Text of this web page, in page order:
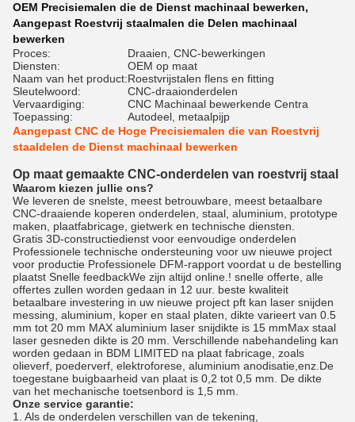
OEM Precisiemalen die de Dienst machinaal bewerken,
Aangepast Roestvrij staalmalen die Delen machinaal
bewerken
Proces:
Draaien, CNC-bewerkingen
Diensten:
OEM op maat
Naam van het product:Roestvrijstalen flens en fitting
Sleutelwoord:
CNC-draaionderdelen
Vervaardiging:
CNC Machinaal bewerkende Centra
Toepassing:
Autodeel, metaalpijp
Aangepast CNC de Hoge Precisiemalen die van Roestvrij
staaldelen de Dienst machinaal bewerken
Op maat gemaakte CNC-onderdelen van roestvrij staal
Waarom kiezen jullie ons?
We leveren de snelste, meest betrouwbare, meest betaalbare
CNC-draaiende koperen onderdelen, staal, aluminium, prototype
maken, plaatfabricage, gietwerk en technische diensten.
Gratis 3D-constructiedienst voor eenvoudige onderdelen
Professionele technische ondersteuning voor uw nieuwe project
voor productie Professionele DFM-rapport voordat u de bestelling
plaatst Snelle feedbackWe zijn altijd online.! snelle offerte, alle
offertes zullen worden gedaan in 12 uur. beste kwaliteit
betaalbare investering in uw nieuwe project pft kan laser snijden
messing, aluminium, koper en staal platen, dikte varieert van 0.5
mm tot 20 mm MAX aluminium laser snijdikte is 15 mmMax staal
laser gesneden dikte is 20 mm. Verschillende nabehandeling kan
worden gedaan in BDM LIMITED na plaat fabricage, zoals
olieverf, poederverf, elektroforese, aluminium anodisatie,enz.De
toegestane buigbaarheid van plaat is 0,2 tot 0,5 mm. De dikte
van het mechanische toetsenbord is 1,5 mm.
Onze service garantie:
1. Als de onderdelen verschillen van de tekening,